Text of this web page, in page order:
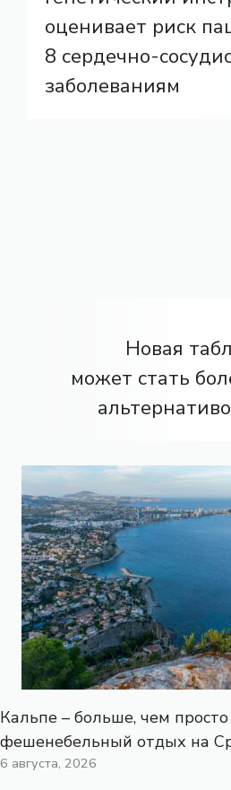
оценивает риск
8 сердечно-
заболеваниям
Новая
может стать
Кальпе – больше, чем
фешенебельный отдых на
6 августа, 2026